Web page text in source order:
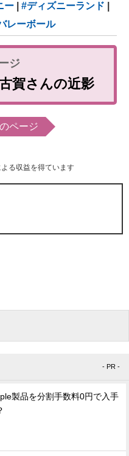
ー #ディズニーランド
レーボール
賀さんの近影
ページ
る収益を得ています
- PR -
製品を分割手数料0円で入手